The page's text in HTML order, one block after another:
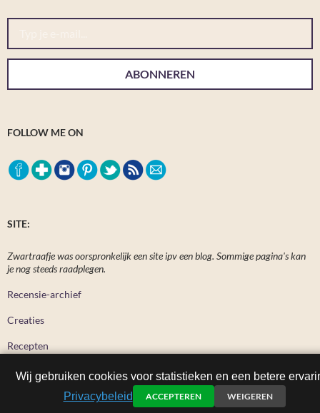
Typ je e-mail...
ABONNEREN
FOLLOW ME ON
SITE:
Zwartraafje was oorspronkelijk een site ipv een blog. Sommige pagina's kan
je nog steeds raadplegen.
Recensie-archief
Creaties
Recepten
Wij gebruiken cookies voor statistieken en een betere
Privacybeleid
ACCEPTEREN WEIGEREN